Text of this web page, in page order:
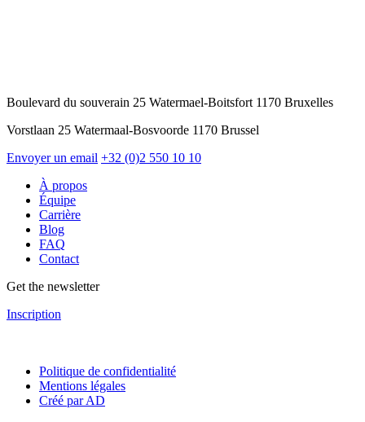
Boulevard du souverain 25 Watermael-Boitsfort 1170 Bruxelles
Vorstlaan 25 Watermaal-Bosvoorde 1170 Brussel
Envoyer un email +32 (0)2 550 10 10
À propos
Équipe
Carrière
Blog
FAQ
Contact
Get the newsletter
Inscription
Politique de confidentialité
Mentions légales
Créé par AD